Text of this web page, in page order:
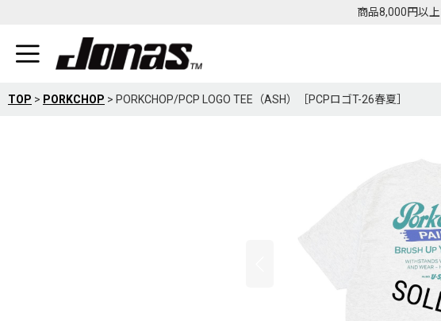
商品8,000円以
TOP > PORKCHOP > PORKCHOP/PCP LOGO TEE（ASH）［PCPロゴT-26春夏］